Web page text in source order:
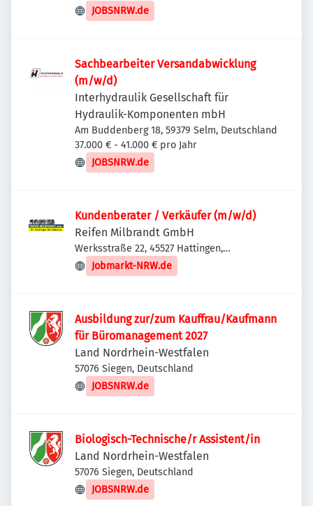
JOBSNRW.de
Sachbearbeiter Versandabwicklung
(m/w/d)
Interhydraulik Gesellschaft für
Hydraulik-Komponenten mbH
Am Buddenberg 18, 59379 Selm, Deutschland
37.000 € - 41.000 € pro Jahr
JOBSNRW.de
Kundenberater / Verkäufer (m/w/d)
Reifen Milbrandt GmbH
Werksstraße 22, 45527 Hattingen,
Deutschland
Jobmarkt-NRW.de
Ausbildung zur/zum Kauffrau/Kaufmann
für Büromanagement 2027
Land Nordrhein-Westfalen
57076 Siegen, Deutschland
JOBSNRW.de
Biologisch-Technische/r Assistent/in
Land Nordrhein-Westfalen
57076 Siegen, Deutschland
JOBSNRW.de